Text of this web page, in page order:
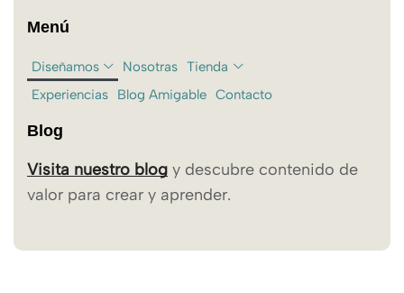
Menú
Diseñamos Nosotras Tienda
Experiencias
Blog Amigable Contacto
Blog
Visita nuestro blog y descubre contenido de
valor para crear y aprender.